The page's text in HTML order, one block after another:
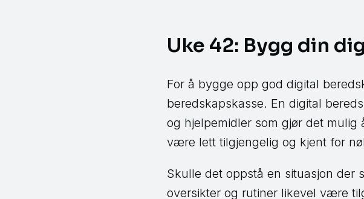
Uke 42: Bygg din
For å bygge opp god digital
beredskapskasse. En digital
og hjelpemidler som gjør det mulig
være lett tilgjengelig og kjent for
Skulle det oppstå en situasjon der
oversikter og rutiner likevel være